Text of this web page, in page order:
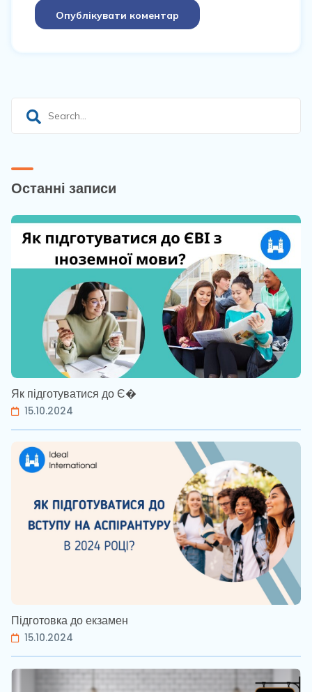
Опублікувати коментар
Останні записи
Як підготуватися до Є�
15.10.2024
Підготовка до екзамен
15.10.2024